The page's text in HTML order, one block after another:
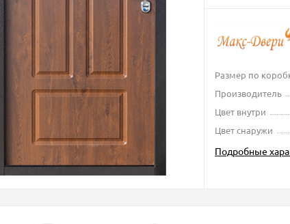
Размер по
Производитель
Цвет внутри
Цвет снаружи
Подробные